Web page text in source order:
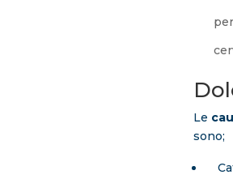
Le
sono;